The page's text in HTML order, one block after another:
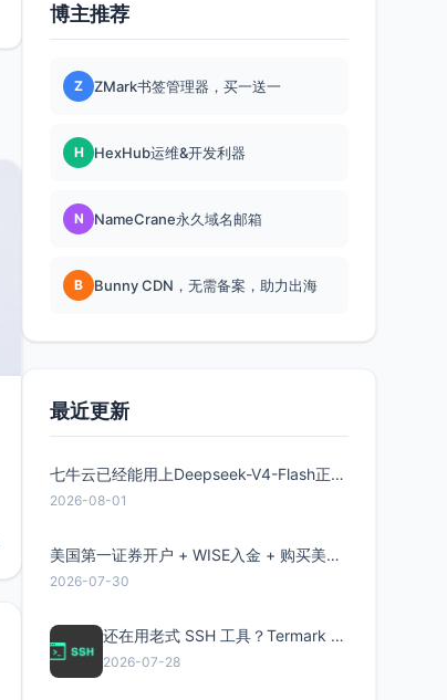
博主推荐
Z ZMark书签管理器，买一送一
H HexHub运维&开发利器
N NameCrane永久域名邮箱
B Bunny CDN，无需备案，助力出海
最近更新
七牛云已经能用上Deepseek-V4-Flash正式版了，点此领取300万Token
2026-08-01
美国第一证券开户 + WISE入金 + 购买美股全流程分享
2026-07-30
还在用老式 SSH 工具？Termark 新一代跨平台智能SSH客户端了解一下
2026-07-28